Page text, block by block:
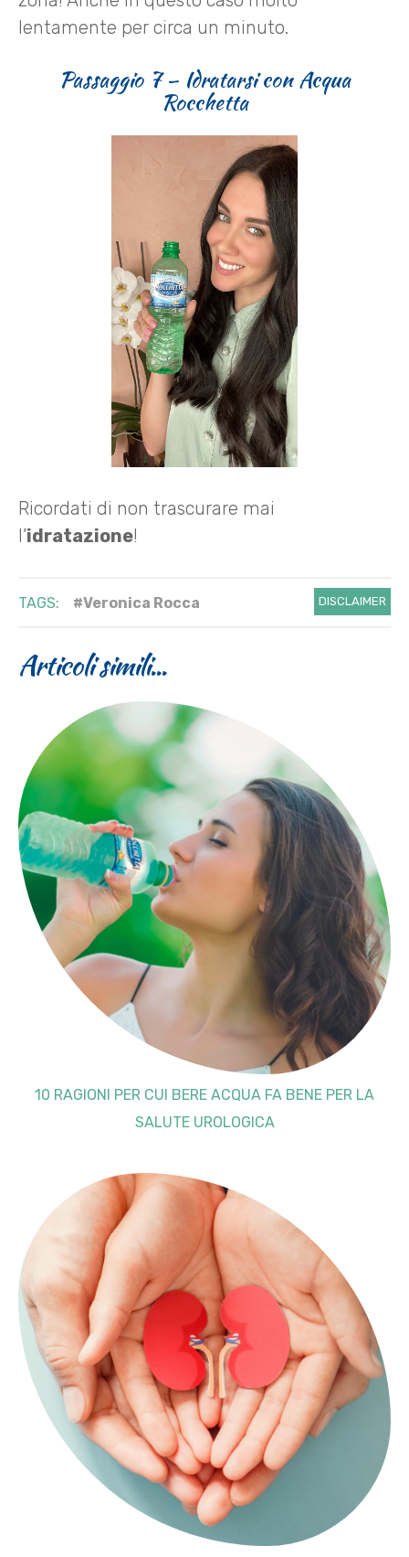
lentamente per circa un minuto.
Passaggio 7 – Idratarsi con Acqua
Rocchetta
Ricordati di non trascurare mai
l’idratazione!
TAGS: #Veronica Rocca DISCLAIMER
Articoli simili...
10 RAGIONI PER CUI BERE ACQUA FA BENE PER LA
SALUTE UROLOGICA